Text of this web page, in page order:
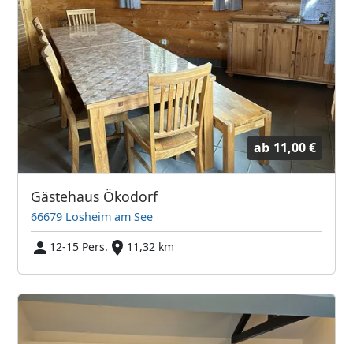
ab 11,00 €
Gästehaus Ökodorf
66679 Losheim am See
12-15 Pers.
11,32 km